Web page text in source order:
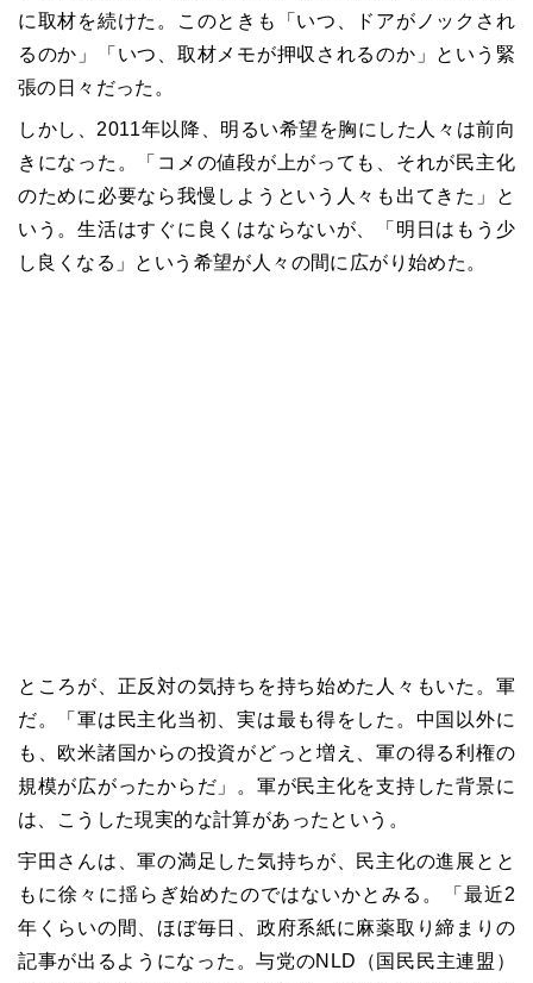
に取材を続けた。このときも「いつ、ドアがノックされ
るのか」「いつ、取材メモが押収されるのか」という緊
張の日々だった。
しかし、2011年以降、明るい希望を胸にした人々は前向
きになった。「コメの値段が上がっても、それが民主化
のために必要なら我慢しようという人々も出てきた」と
いう。生活はすぐに良くはならないが、「明日はもう少
し良くなる」という希望が人々の間に広がり始めた。
ところが、正反対の気持ちを持ち始めた人々もいた。軍
だ。「軍は民主化当初、実は最も得をした。中国以外に
も、欧米諸国からの投資がどっと増え、軍の得る利権の
規模が広がったからだ」。軍が民主化を支持した背景に
は、こうした現実的な計算があったという。
宇田さんは、軍の満足した気持ちが、民主化の進展とと
もに徐々に揺らぎ始めたのではないかとみる。「最近2
年くらいの間、ほぼ毎日、政府系紙に麻薬取り締まりの
記事が出るようになった。与党のNLD（国民民主連盟）